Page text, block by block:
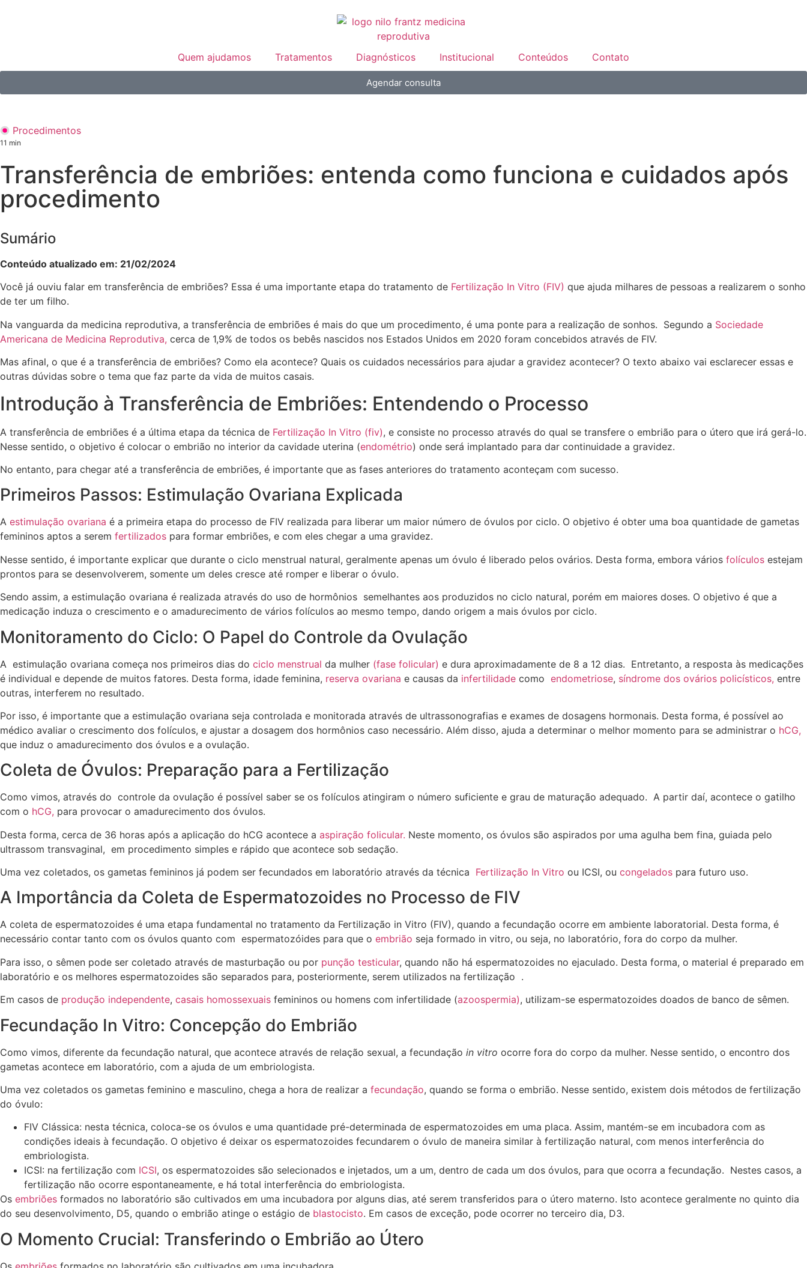
Quem ajudamos Tratamentos Diagnósticos Institucional Conteúdos Contato
Agendar consulta
Procedimentos
11 min
Transferência de embriões: entenda como funciona e cuidados após
procedimento
Sumário
Conteúdo atualizado em: 21/02/2024
Você já ouviu falar em transferência de embriões? Essa é uma importante etapa do tratamento de Fertilização In Vitro (FIV) que ajuda milhares de pessoas a realizarem o sonho
de ter um filho.
Na vanguarda da medicina reprodutiva, a transferência de embriões é mais do que um procedimento, é uma ponte para a realização de sonhos. Segundo a Sociedade
Americana de Medicina Reprodutiva, cerca de 1,9% de todos os bebês nascidos nos Estados Unidos em 2020 foram concebidos através de FIV.
Mas afinal, o que é a transferência de embriões? Como ela acontece? Quais os cuidados necessários para ajudar a gravidez acontecer? O texto abaixo vai esclarecer essas e
outras dúvidas sobre o tema que faz parte da vida de muitos casais.
Introdução à Transferência de Embriões: Entendendo o Processo
A transferência de embriões é a última etapa da técnica de Fertilização In Vitro (fiv), e consiste no processo através do qual se transfere o embrião para o útero que irá gerá-lo.
Nesse sentido, o objetivo é colocar o embrião no interior da cavidade uterina (endométrio) onde será implantado para dar continuidade a gravidez.
No entanto, para chegar até a transferência de embriões, é importante que as fases anteriores do tratamento aconteçam com sucesso.
Primeiros Passos: Estimulação Ovariana Explicada
A estimulação ovariana é a primeira etapa do processo de FIV realizada para liberar um maior número de óvulos por ciclo. O objetivo é obter uma boa quantidade de gametas
femininos aptos a serem fertilizados para formar embriões, e com eles chegar a uma gravidez.
Nesse sentido, é importante explicar que durante o ciclo menstrual natural, geralmente apenas um óvulo é liberado pelos ovários. Desta forma, embora vários folículos estejam
prontos para se desenvolverem, somente um deles cresce até romper e liberar o óvulo.
Sendo assim, a estimulação ovariana é realizada através do uso de hormônios semelhantes aos produzidos no ciclo natural, porém em maiores doses. O objetivo é que a
medicação induza o crescimento e o amadurecimento de vários folículos ao mesmo tempo, dando origem a mais óvulos por ciclo.
Monitoramento do Ciclo: O Papel do Controle da Ovulação
A estimulação ovariana começa nos primeiros dias do ciclo menstrual da mulher (fase folicular) e dura aproximadamente de 8 a 12 dias. Entretanto, a resposta às medicações
é individual e depende de muitos fatores. Desta forma, idade feminina, reserva ovariana e causas da infertilidade como endometriose, síndrome dos ovários policísticos, entre
outras, interferem no resultado.
Por isso, é importante que a estimulação ovariana seja controlada e monitorada através de ultrassonografias e exames de dosagens hormonais. Desta forma, é possível ao
médico avaliar o crescimento dos folículos, e ajustar a dosagem dos hormônios caso necessário. Além disso, ajuda a determinar o melhor momento para se administrar o hCG,
que induz o amadurecimento dos óvulos e a ovulação.
Coleta de Óvulos: Preparação para a Fertilização
Como vimos, através do controle da ovulação é possível saber se os folículos atingiram o número suficiente e grau de maturação adequado. A partir daí, acontece o gatilho
com o hCG, para provocar o amadurecimento dos óvulos.
Desta forma, cerca de 36 horas após a aplicação do hCG acontece a aspiração folicular. Neste momento, os óvulos são aspirados por uma agulha bem fina, guiada pelo
ultrassom transvaginal, em procedimento simples e rápido que acontece sob sedação.
Uma vez coletados, os gametas femininos já podem ser fecundados em laboratório através da técnica Fertilização In Vitro ou ICSI, ou congelados para futuro uso.
A Importância da Coleta de Espermatozoides no Processo de FIV
A coleta de espermatozoides é uma etapa fundamental no tratamento da Fertilização in Vitro (FIV), quando a fecundação ocorre em ambiente laboratorial. Desta forma, é
necessário contar tanto com os óvulos quanto com espermatozóides para que o embrião seja formado in vitro, ou seja, no laboratório, fora do corpo da mulher.
Para isso, o sêmen pode ser coletado através de masturbação ou por punção testicular, quando não há espermatozoides no ejaculado. Desta forma, o material é preparado em
laboratório e os melhores espermatozoides são separados para, posteriormente, serem utilizados na fertilização .
Em casos de produção independente, casais homossexuais femininos ou homens com infertilidade (azoospermia), utilizam-se espermatozoides doados de banco de sêmen.
Fecundação In Vitro: Concepção do Embrião
Como vimos, diferente da fecundação natural, que acontece através de relação sexual, a fecundação in vitro ocorre fora do corpo da mulher. Nesse sentido, o encontro dos
gametas acontece em laboratório, com a ajuda de um embriologista.
Uma vez coletados os gametas feminino e masculino, chega a hora de realizar a fecundação, quando se forma o embrião. Nesse sentido, existem dois métodos de fertilização
do óvulo:
FIV Clássica: nesta técnica, coloca-se os óvulos e uma quantidade pré-determinada de espermatozoides em uma placa. Assim, mantém-se em incubadora com as
condições ideais à fecundação. O objetivo é deixar os espermatozoides fecundarem o óvulo de maneira similar à fertilização natural, com menos interferência do
embriologista.
ICSI: na fertilização com ICSI, os espermatozoides são selecionados e injetados, um a um, dentro de cada um dos óvulos, para que ocorra a fecundação. Nestes casos, a
fertilização não ocorre espontaneamente, e há total interferência do embriologista.
Os embriões formados no laboratório são cultivados em uma incubadora por alguns dias, até serem transferidos para o útero materno. Isto acontece geralmente no quinto dia
do seu desenvolvimento, D5, quando o embrião atinge o estágio de blastocisto. Em casos de exceção, pode ocorrer no terceiro dia, D3.
O Momento Crucial: Transferindo o Embrião ao Útero